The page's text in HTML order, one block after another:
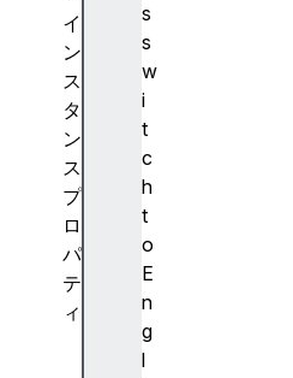
s
s
w
i
t
c
h
t
o
E
n
g
l
イ
ン
ス
タ
ン
ス
プ
ロ
パ
テ
ィ